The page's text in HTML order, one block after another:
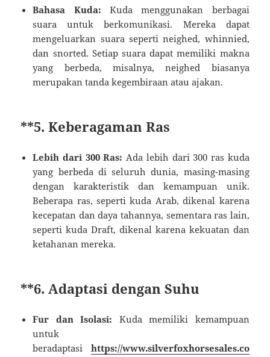
Bahasa Kuda: Kuda menggunakan berbagai
suara untuk berkomunikasi. Mereka dapat
mengeluarkan suara seperti neighed, whinnied,
dan snorted. Setiap suara dapat memiliki makna
yang berbeda, misalnya, neighed biasanya
merupakan tanda kegembiraan atau ajakan.
**5.Keberagaman Ras
Lebih dari 300 Ras: Ada lebih dari 300 ras kuda
yang berbeda di seluruh dunia, masing-masing
dengan karakteristik dan kemampuan unik.
Beberapa ras, seperti kuda Arab, dikenal karena
kecepatan dan daya tahannya, sementara ras lain,
seperti kuda Draft, dikenal karena kekuatan dan
ketahanan mereka.
**6.Adaptasi dengan Suhu
Fur dan Isolasi: Kuda memiliki kemampuan
untuk
beradaptasi https://www.silverfoxhorsesales.co